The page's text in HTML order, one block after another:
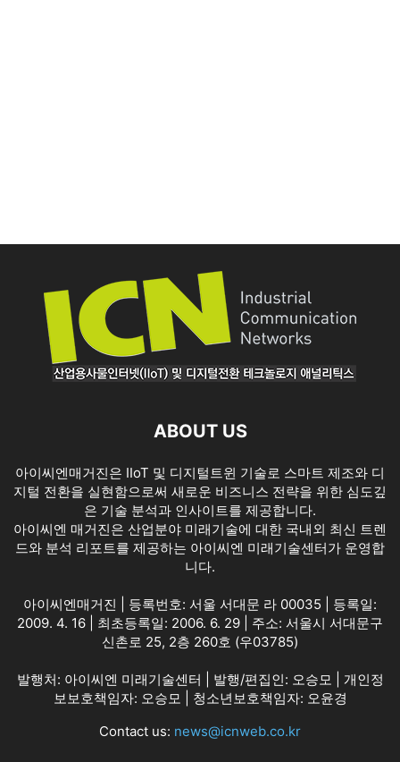
ABOUT US
아이씨엔매거진은 IIoT 및 디지털트윈 기술로 스마트 제조와 디
지털 전환을 실현함으로써 새로운 비즈니스 전략을 위한 심도깊
은 기술 분석과 인사이트를 제공합니다.
아이씨엔 매거진은 산업분야 미래기술에 대한 국내외 최신 트렌
드와 분석 리포트를 제공하는 아이씨엔 미래기술센터가 운영합
니다.
아이씨엔매거진 | 등록번호: 서울 서대문 라 00035 | 등록일:
2009. 4. 16 | 최초등록일: 2006. 6. 29 | 주소: 서울시 서대문구
신촌로 25, 2층 260호 (우03785)
발행처: 아이씨엔 미래기술센터 | 발행/편집인: 오승모 | 개인정
보보호책임자: 오승모 | 청소년보호책임자: 오윤경
Contact us: news@icnweb.co.kr